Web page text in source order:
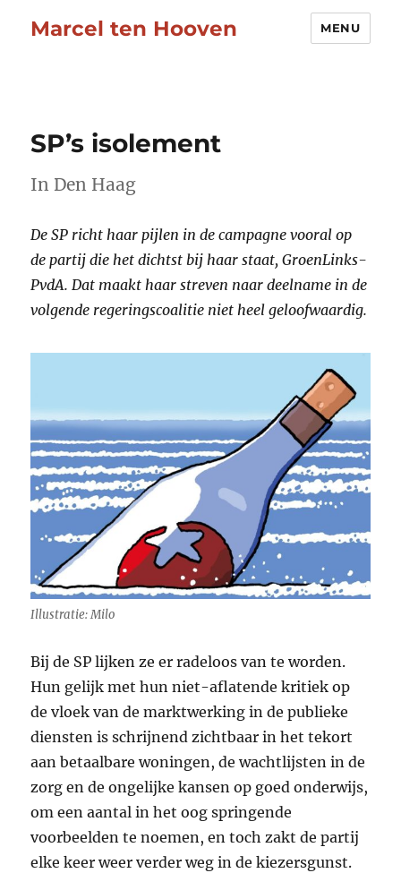
Marcel ten Hooven MENU
SP’s isolement
In Den Haag
De SP richt haar pijlen in de campagne vooral op
de partij die het dichtst bij haar staat, GroenLinks-
PvdA. Dat maakt haar streven naar deelname in de
volgende regeringscoalitie niet heel geloofwaardig.
Illustratie: Milo
Bij de SP lijken ze er radeloos van te worden.
Hun gelijk met hun niet-aflatende kritiek op
de vloek van de marktwerking in de publieke
diensten is schrijnend zichtbaar in het tekort
aan betaalbare woningen, de wachtlijsten in de
zorg en de ongelijke kansen op goed onderwijs,
om een aantal in het oog springende
voorbeelden te noemen, en toch zakt de partij
elke keer weer verder weg in de kiezersgunst.